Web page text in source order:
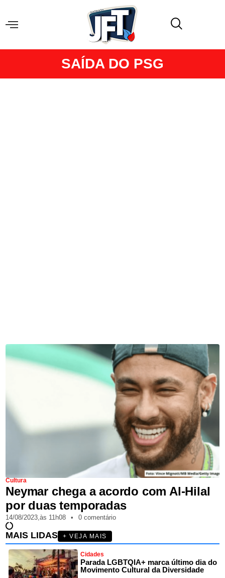
SAÍDA DO PSG
Cultura
Neymar chega a acordo com Al-Hilal
por duas temporadas
14/08/2023,às 11h08 • 0 comentário
MAIS LIDAS + VEJA MAIS
Cidades
Parada LGBTQIA+ marca último dia do
Movimento Cultural da Diversidade